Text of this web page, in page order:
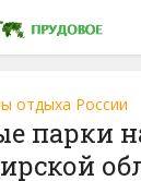
отдыха России
парки